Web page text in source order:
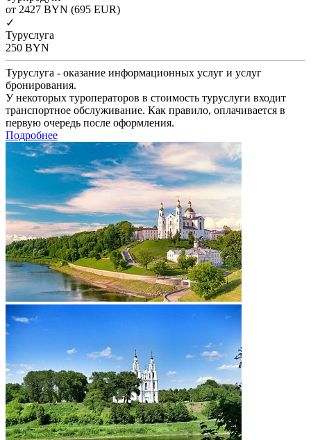
от 2427 BYN (695 EUR)
✓
Туруслуга
250 BYN
Туруслуга - оказание информационных услуг и услуг
бронирования.
У некоторых туроператоров в стоимость туруслуги входит
транспортное обслуживание. Как правило, оплачивается в
первую очередь после оформления.
Подробнее